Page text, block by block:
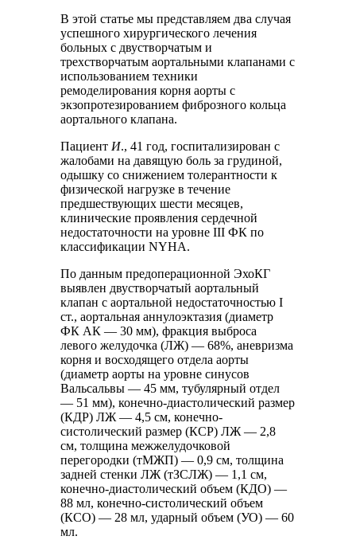
В этой статье мы представляем два случая
успешного хирургического лечения
больных с двустворчатым и
трехстворчатым аортальными клапанами с
использованием техники
ремоделирования корня аорты с
экзопротезированием фиброзного кольца
аортального клапана.
Пациент И., 41 год, госпитализирован с
жалобами на давящую боль за грудиной,
одышку со снижением толерантности к
физической нагрузке в течение
предшествующих шести месяцев,
клинические проявления сердечной
недостаточности на уровне III ФК по
классификации NYHA.
По данным предоперационной ЭхоКГ
выявлен двустворчатый аортальный
клапан с аортальной недостаточностью I
ст., аортальная аннулоэктазия (диаметр
ФК АК — 30 мм), фракция выброса
левого желудочка (ЛЖ) — 68%, аневризма
корня и восходящего отдела аорты
(диаметр аорты на уровне синусов
Вальсальвы — 45 мм, тубулярный отдел
— 51 мм), конечно-диастолический размер
(КДР) ЛЖ — 4,5 см, конечно-
систолический размер (КСР) ЛЖ — 2,8
см, толщина межжелудочковой
перегородки (тМЖП) — 0,9 см, толщина
задней стенки ЛЖ (тЗСЛЖ) — 1,1 см,
конечно-диастолический объем (КДО) —
88 мл, конечно-систолический объем
(КСО) — 28 мл, ударный объем (УО) — 60
мл.